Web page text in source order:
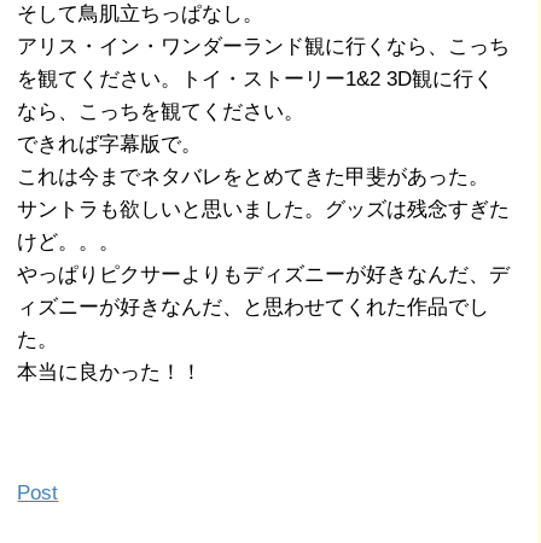
そして鳥肌立ちっぱなし。
アリス・イン・ワンダーランド観に行くなら、こっち
を観てください。トイ・ストーリー1&2 3D観に行く
なら、こっちを観てください。
できれば字幕版で。
これは今までネタバレをとめてきた甲斐があった。
サントラも欲しいと思いました。グッズは残念すぎた
けど。。。
やっぱりピクサーよりもディズニーが好きなんだ、デ
ィズニーが好きなんだ、と思わせてくれた作品でし
た。
本当に良かった！！
Post